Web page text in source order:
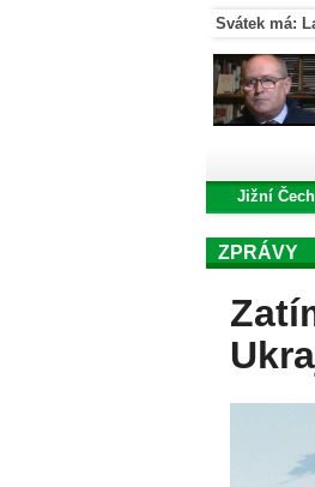
Svátek má:
Jižní
ZPRÁVY